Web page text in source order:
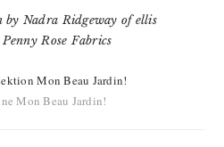
Mon Beau Jardin!
Mon Beau Jardin!